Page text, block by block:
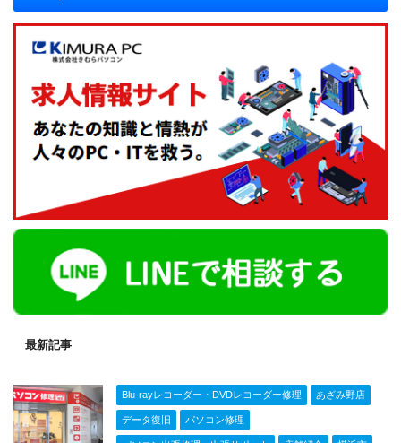
最新記事
Blu-rayレコーダー・DVDレコーダー修理 あざみ野店
データ復旧 パソコン修理